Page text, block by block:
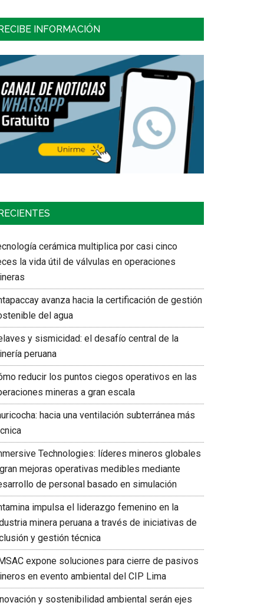
INFORMACIÓN
RECIENTES
cerámica multiplica por casi cinco
la vida útil de válvulas en operaciones
avanza hacia la certificación de gestión
del agua
y sismicidad: el desafío central de la
peruana
reducir los puntos ciegos operativos en las
mineras a gran escala
hacia una ventilación subterránea más
Technologies: líderes mineros globales
mejoras operativas medibles mediante
de personal basado en simulación
impulsa el liderazgo femenino en la
minera peruana a través de iniciativas de
y gestión técnica
expone soluciones para cierre de pasivos
en evento ambiental del CIP Lima
y sostenibilidad ambiental serán ejes